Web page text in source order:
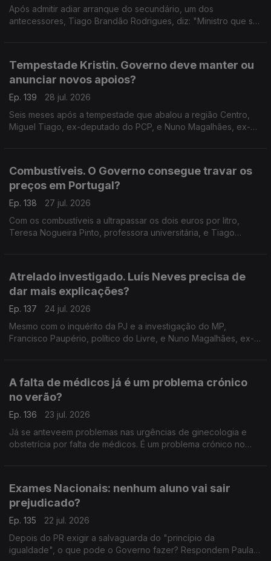
Após admitir adiar arranque do secundário, um dos
antecessores, Tiago Brandão Rodrigues, diz: "Ministro que se
Tempestade Kristin. Governo deve manter ou
anunciar novos apoios?
Ep. 139
28 jul. 2026
Seis meses após a tempestade que abalou a região Centro,
Miguel Tiago, ex-deputado do PCP, e Nuno Magalhães, ex-
Combustíveis. O Governo consegue travar os
preços em Portugal?
Ep. 138
27 jul. 2026
Com os combustíveis a ultrapassar os dois euros por litro,
Teresa Nogueira Pinto, professora universitária, e Tiago
Atrelado investigado. Luís Neves precisa de
dar mais explicações?
Ep. 137
24 jul. 2026
Mesmo com o inquérito da PJ e a investigação do MP,
Francisco Paupério, político do Livre, e Nuno Magalhães, ex-
A falta de médicos já é um problema crónico
no verão?
Ep. 136
23 jul. 2026
Já se anteveem problemas nas urgências de ginecologia e
obstetrícia por falta de médicos. É um problema crónico no
Exames Nacionais: nenhum aluno vai sair
prejudicado?
Ep. 135
22 jul. 2026
Depois do PR exigir a salvaguarda do "princípio da
igualdade", o que pode o Governo fazer? Respondem Paula